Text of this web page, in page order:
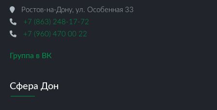
Ростов-на-Дону, ул. Особенная 33
+7 (863) 248-17-72
+7 (960) 470 00 22
Группа в ВК
Сфера Дон